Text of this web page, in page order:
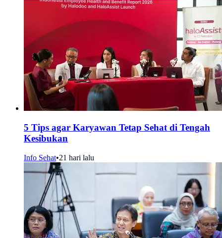
5 Tips agar Karyawan Tetap Sehat di Tengah
Kesibukan
Info Sehat•21 hari lalu